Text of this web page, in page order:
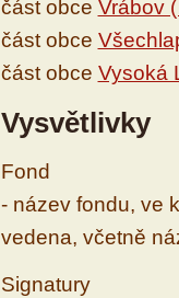
část obce Vrábov
část obce
část obce Vysoká
Vysvětlivky
Fond
- název fondu, ve
vedena, včetně
Signatury